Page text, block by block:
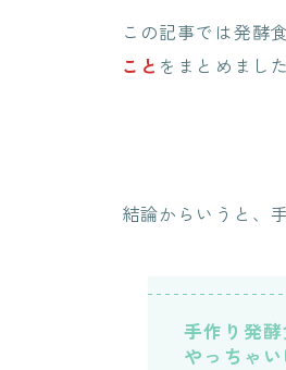
この記事では発酵
こと をまとめました
結論からいうと、
手作り発
やっちゃ